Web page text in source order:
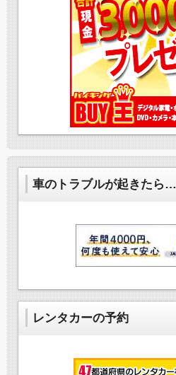
車のトラブルが起きたら…
レンタカーの予約